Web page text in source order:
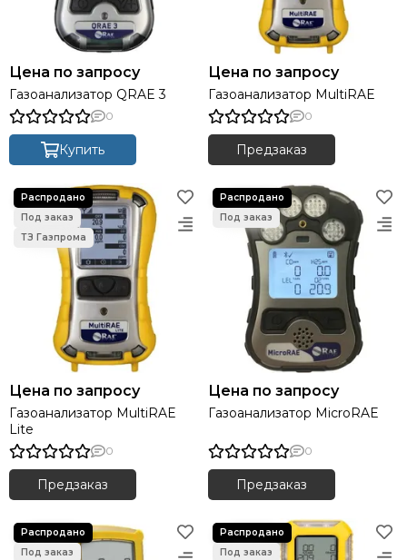
Цена по запросу
Газоанализатор QRAE 3
0
Купить
Цена по запросу
Газоанализатор MultiRAE
0
Предзаказ
Цена по запросу
Газоанализатор MultiRAE
Lite
0
Предзаказ
Цена по запросу
Газоанализатор MicroRAE
0
Предзаказ